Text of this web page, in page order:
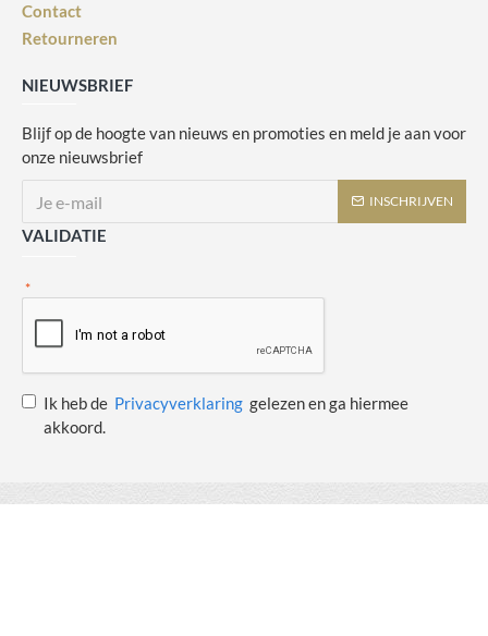
Contact
Retourneren
NIEUWSBRIEF
Blijf op de hoogte van nieuws en promoties en meld je aan voor
onze nieuwsbrief
INSCHRIJVEN
VALIDATIE
Ik heb de Privacyverklaring gelezen en ga hiermee
akkoord.